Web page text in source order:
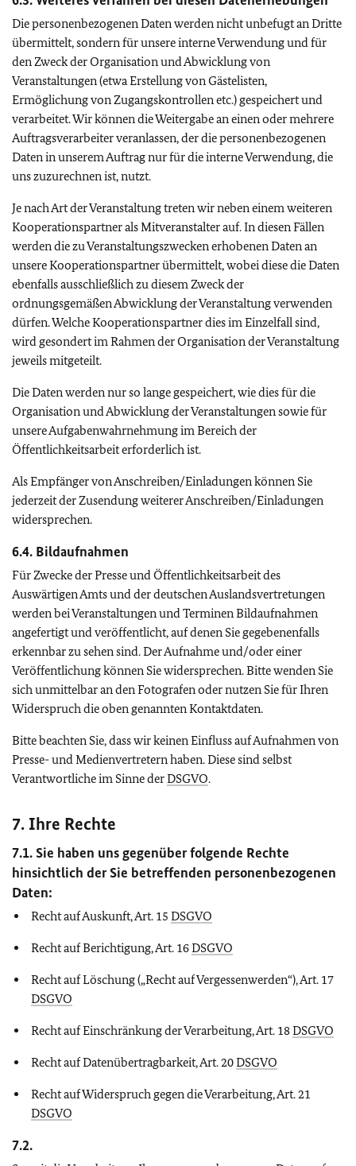
Die personenbezogenen Daten werden nicht unbefugt an Dritte
übermittelt, sondern für unsere interne Verwendung und für
den Zweck der Organisation und Abwicklung von
Veranstaltungen (etwa Erstellung von Gästelisten,
Ermöglichung von Zugangskontrollen etc.) gespeichert und
verarbeitet. Wir können die Weitergabe an einen oder mehrere
Auftragsverarbeiter veranlassen, der die personenbezogenen
Daten in unserem Auftrag nur für die interne Verwendung, die
uns zuzurechnen ist, nutzt.
Je nach Art der Veranstaltung treten wir neben einem weiteren
Kooperationspartner als Mitveranstalter auf. In diesen Fällen
werden die zu Veranstaltungszwecken erhobenen Daten an
unsere Kooperationspartner übermittelt, wobei diese die Daten
ebenfalls ausschließlich zu diesem Zweck der
ordnungsgemäßen Abwicklung der Veranstaltung verwenden
dürfen. Welche Kooperationspartner dies im Einzelfall sind,
wird gesondert im Rahmen der Organisation der Veranstaltung
jeweils mitgeteilt.
Die Daten werden nur so lange gespeichert, wie dies für die
Organisation und Abwicklung der Veranstaltungen sowie für
unsere Aufgabenwahrnehmung im Bereich der
Öffentlichkeitsarbeit erforderlich ist.
Als Empfänger von Anschreiben/Einladungen können Sie
jederzeit der Zusendung weiterer Anschreiben/Einladungen
widersprechen.
6.4. Bildaufnahmen
Für Zwecke der Presse und Öffentlichkeitsarbeit des
Auswärtigen Amts und der deutschen Auslandsvertretungen
werden bei Veranstaltungen und Terminen Bildaufnahmen
angefertigt und veröffentlicht, auf denen Sie gegebenenfalls
erkennbar zu sehen sind. Der Aufnahme und/oder einer
Veröffentlichung können Sie widersprechen. Bitte wenden Sie
sich unmittelbar an den Fotografen oder nutzen Sie für Ihren
Widerspruch die oben genannten Kontaktdaten.
Bitte beachten Sie, dass wir keinen Einfluss auf Aufnahmen von
Presse- und Medienvertretern haben. Diese sind selbst
Verantwortliche im Sinne derDSGVO.
7. Ihre Rechte
7.1. Sie haben uns gegenüber folgende Rechte
hinsichtlich der Sie betreffenden personenbezogenen
Daten:
Recht auf Auskunft, Art. 15 DSGVO
Recht auf Berichtigung, Art. 16DSGVO
Recht auf Löschung („Recht auf Vergessenwerden“), Art. 17
DSGVO
Recht auf Einschränkung der Verarbeitung, Art. 18DSGVO
Recht auf Datenübertragbarkeit, Art. 20DSGVO
Recht auf Widerspruch gegen die Verarbeitung, Art. 21
DSGVO
7.2.